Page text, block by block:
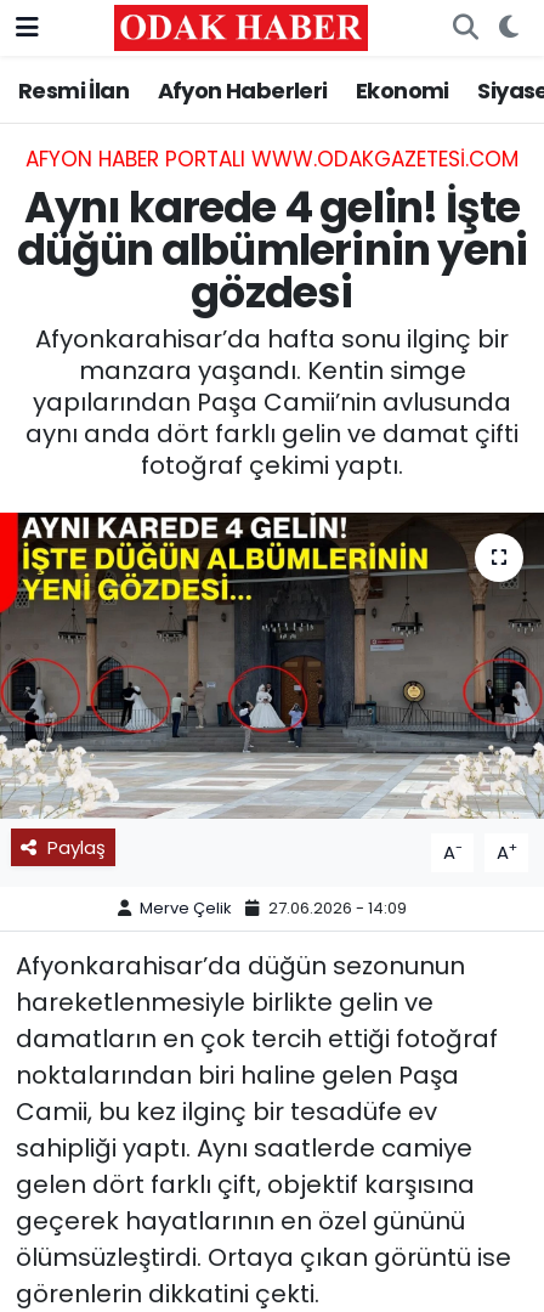
Resmi İlan Afyon Haberleri Ekonomi
AFYON HABER PORTALI WWW.ODAKGAZETESI.COM
Aynı karede 4 gelin! İşte
düğün albümlerinin yeni
gözdesi
Afyonkarahisar’da hafta sonu ilginç bir
manzara yaşandı. Kentin simge
yapılarından Paşa Camii’nin avlusunda
aynı anda dört farklı gelin ve damat çifti
fotoğraf çekimi yaptı.
Paylaş A- A+
Merve Çelik 27.06.2026 - 14:09
Afyonkarahisar’da düğün sezonunun
hareketlenmesiyle birlikte gelin ve
damatların en çok tercih ettiği fotoğraf
noktalarından biri haline gelen Paşa
Camii, bu kez ilginç bir tesadüfe ev
sahipliği yaptı. Aynı saatlerde camiye
gelen dört farklı çift, objektif karşısına
geçerek hayatlarının en özel gününü
ölümsüzleştirdi. Ortaya çıkan görüntü ise
görenlerin dikkatini çekti.
AFYONKARAHİSAR HABERLERİ
Resmi İlan
ASAYİŞ
GÜNCEL
SİYASET
EĞİTİM
MAGAZİN
SAĞLIK
SPOR
11:11 MANŞET
Nöbetçi Eczaneler
Hava Durumu
Trafik Durumu
Süper Lig Puan Durumu ve Fikstür
Tüm Manşetler
Son Dakika Haberleri
Haber Arşivi